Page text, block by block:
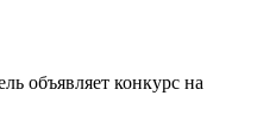
объявляет конкурс на